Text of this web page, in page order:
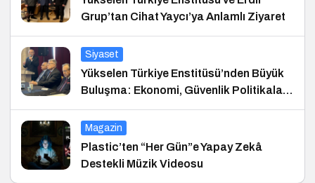
Grup’tan Cihat Yaycı’ya Anlamlı Ziyaret
Siyaset
Yükselen Türkiye Enstitüsü’nden Büyük
Buluşma: Ekonomi, Güvenlik Politikaları
ve Hukuk Konferansı
Magazin
Plastic’ten “Her Gün”e Yapay Zekâ
Destekli Müzik Videosu